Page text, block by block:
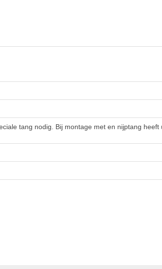
tang nodig. Bij montage met en nijptang heeft